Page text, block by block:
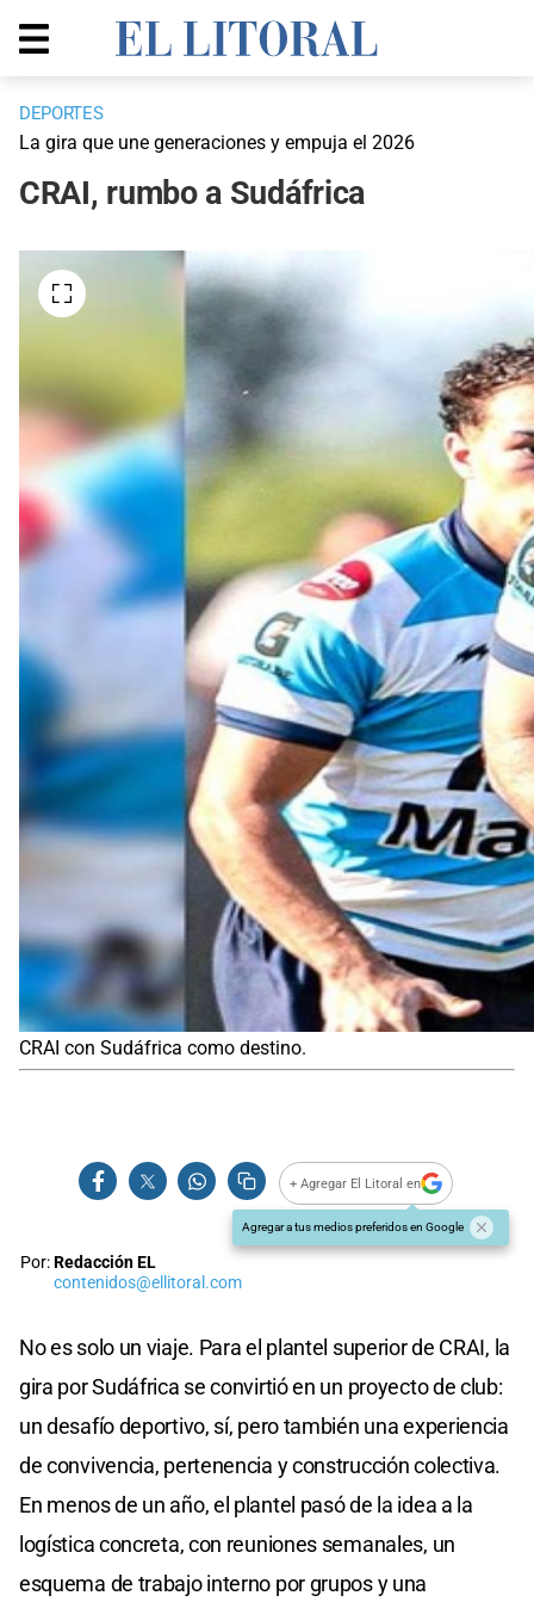
DEPORTES
La gira que une generaciones y empuja el 2026
CRAI, rumbo a Sudáfrica
CRAI con Sudáfrica como destino.
+ Agregar El Litoral en
Agregar a tus medios preferidos en Google
Por:Redacción EL
contenidos@ellitoral.com
No es solo un viaje. Para el plantel superior de CRAI, la
gira por Sudáfrica se convirtió en un proyecto de club:
un desafío deportivo, sí, pero también una experiencia
de convivencia, pertenencia y construcción colectiva.
En menos de un año, el plantel pasó de la idea a la
logística concreta, con reuniones semanales, un
esquema de trabajo interno por grupos y una